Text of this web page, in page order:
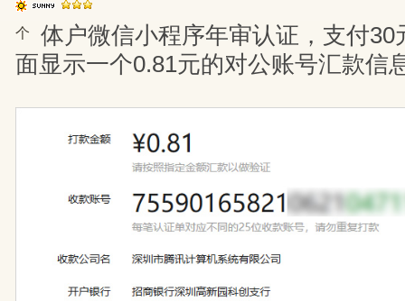
个
体户微信小程序年审认证，支付30
面显示一个0.81元的对公账号汇款信